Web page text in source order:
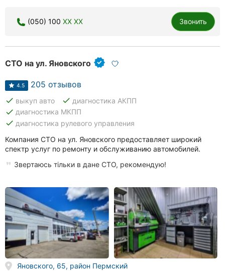
Чернигов
Черкассы
Черновцы
Сумы
Ивано-
Франковск
Луцк
Ужгород
(050) 100 XX XX Звонить
СТО на ул. Яновского
4.5 205 отзывов
done выкуп авто done диагностика АКПП
done диагностика МКПП
done диагностика рулевого управления
Компания СТО на ул. Яновского предоставляет широкий
спектр услуг по ремонту и обслуживанию автомобилей.
Звертаюсь тільки в дане СТО, рекомендую!
Яновского, 65, район Пермский